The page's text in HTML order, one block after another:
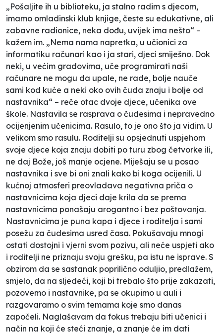
„Pošaljite ih u biblioteku, ja stalno radim s djecom,
imamo omladinski klub knjige, česte su edukativne, ali
zabavne radionice, neka dođu, uvijek ima nešto“ –
kažem im. „Nema nama napretka, u učionici za
informatiku računari kao i ja stari, djeci smiješno. Dok
neki, u većim gradovima, uče programirati naši
računare ne mogu da upale, ne rade, bolje nauče
sami kod kuće a neki oko ovih čuda znaju i bolje od
nastavnika“ – reče otac dvoje djece, učenika ove
škole. Nastavila se rasprava o čudesima i nepravedno
ocijenjenim učenicima. Rasulo, to je ono što ja vidim. U
velikom smo rasulu. Roditelji su opsjednuti uspjehom
svoje djece koja znaju dobiti po turu zbog četvorke ili,
ne daj Bože, još manje ocjene. Miješaju se u posao
nastavnika i sve bi oni znali kako bi koga ocijenili. U
kućnoj atmosferi preovladava negativna priča o
nastavnicima koja djeci daje krila da se prema
nastavnicima ponašaju arogantno i bez poštovanja.
Nastavnicima je puna kapa i djece i roditelja i sami
posežu za čudesima usred časa. Pokušavaju mnogi
ostati dostojni i vjerni svom pozivu, ali neće uspjeti ako
i roditelji ne priznaju svoju grešku, pa istu ne isprave. S
obzirom da se sastanak poprilično oduljio, predlažem,
smjelo, da na sljedeći, koji bi trebalo što prije zakazati,
pozovemo i nastavnike, pa se okupimo u auli i
razgovaramo o svim temama koje smo danas
započeli. Naglašavam da fokus trebaju biti učenici i
način na koji će steći znanje, a znanje će im dati